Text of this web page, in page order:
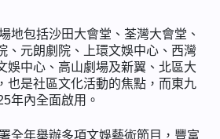
地包括沙田大會堂、荃灣大會堂、
、元朗劇院、上環文娛中心、西灣
娛中心、高山劇場及新翼、北區大
也是社區文化活動的焦點，而東九
年內全面啟用。
全年舉辦多項文娛藝術節目，豐富